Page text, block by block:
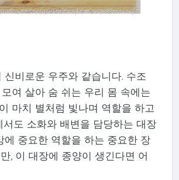
신비로운 우주와 같습니다. 수조
여 살아 숨 쉬는 우리 몸 속에는
마치 별처럼 빛나며 역할을 하고
서도 소화와 배변을 담당하는 대장
에 중요한 역할을 하는 중요한 장
, 이 대장에 종양이 생긴다면 어